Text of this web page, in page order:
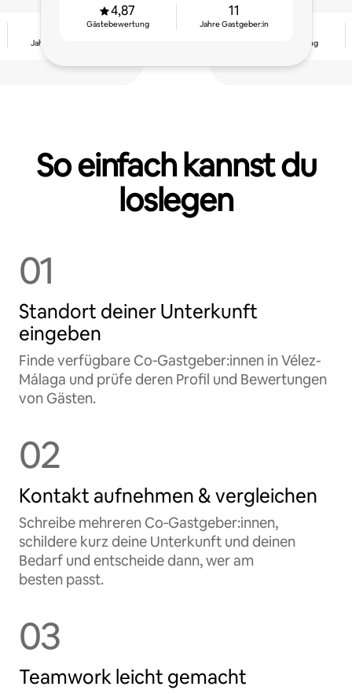
Jahre Gastgeber:in
4,87
Gästebewertung
11
Jahre Gastgeber:in
Gästebewertung
So einfach kannst du
loslegen
01
Standort deiner Unterkunft
eingeben
Finde verfügbare Co‑Gastgeber:innen in Vélez-
Málaga und prüfe deren Profil und Bewertungen
von Gästen.
02
Kontakt aufnehmen & vergleichen
Schreibe mehreren Co‑Gastgeber:innen,
schildere kurz deine Unterkunft und deinen
Bedarf und entscheide dann, wer am
besten passt.
03
Teamwork leicht gemacht